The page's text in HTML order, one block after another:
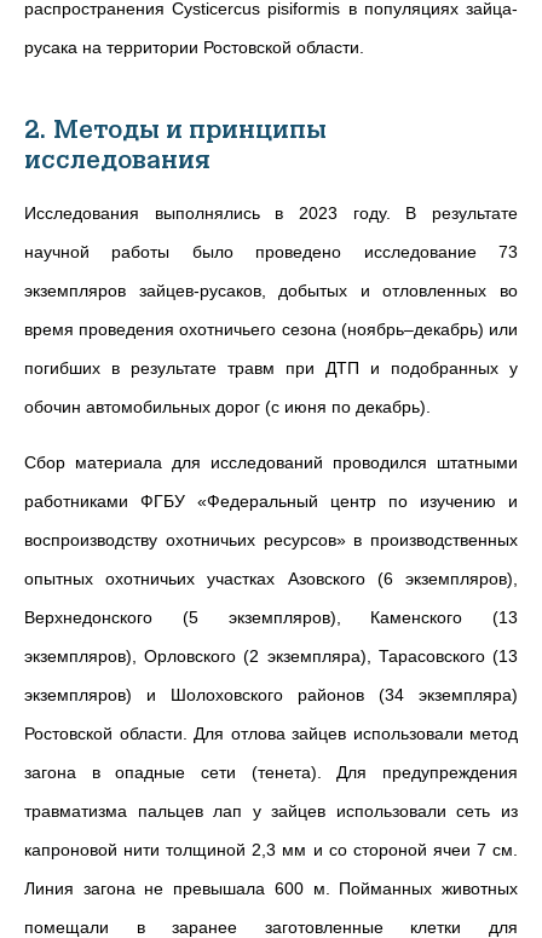
распространения Cysticercus pisiformis в популяциях зайца-
русака на территории Ростовской области.
2. Методы и принципы
исследования
Исследования выполнялись в 2023 году. В результате
научной работы было проведено исследование 73
экземпляров зайцев-русаков, добытых и отловленных во
время проведения охотничьего сезона (ноябрь–декабрь) или
погибших в результате травм при ДТП и подобранных у
обочин автомобильных дорог (с июня по декабрь).
Сбор материала для исследований проводился штатными
работниками ФГБУ «Федеральный центр по изучению и
воспроизводству охотничьих ресурсов» в производственных
опытных охотничьих участках
Азовского (6 экземпляров),
Верхнедонского (5 экземпляров), Каменского (13
экземпляров), Орловского (2 экземпляра), Тарасовского (13
экземпляров) и Шолоховского районов (34 экземпляра)
Ростовской области. Для отлова зайцев использовали метод
загона в опадные сети (тенета). Для предупреждения
травматизма пальцев лап у зайцев использовали сеть из
капроновой нити толщиной 2,3 мм и со стороной ячеи 7 см.
Линия загона не превышала 600 м. Пойманных животных
помещали в заранее заготовленные клетки для